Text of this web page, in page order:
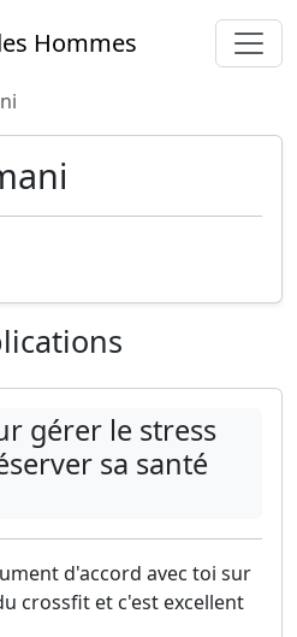
Hommes
gérer le stress
sa santé
d'accord avec toi sur
crossfit et c'est excellent